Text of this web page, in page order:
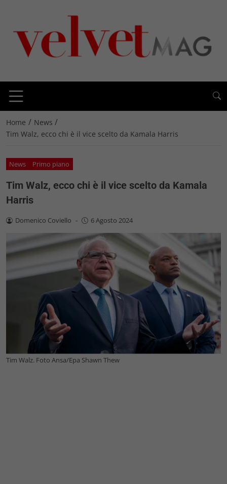
Home / News /
Tim Walz, ecco chi è il vice scelto da Kamala Harris
News Primo piano
Tim Walz, ecco chi è il vice scelto da Kamala
Harris
Domenico Coviello - 6 Agosto 2024
Tim Walz. Foto Ansa/Epa Shawn Thew